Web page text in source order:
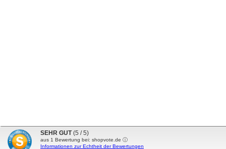
SEHR GUT (5 / 5)
aus 1 Bewertung bei: shopvote.de ⓘ
Informationen zur Echtheit der Bewertungen